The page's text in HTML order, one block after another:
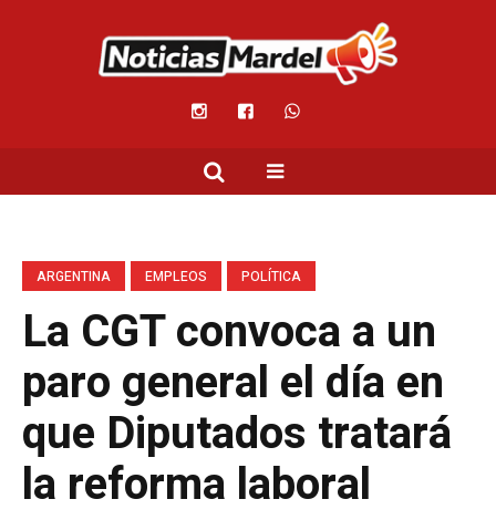
ARGENTINA EMPLEOS POLÍTICA
La CGT convoca a un
paro general el día en
que Diputados tratará
la reforma laboral